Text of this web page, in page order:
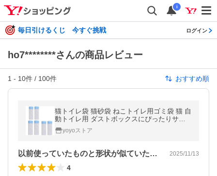
i
毎日引けるくじ 今すぐ挑戦 ログイン
ho7********さんの商品レビュー
1 - 10件 / 100件 おすすめ順
猫トイレ袋 猫砂袋 ねこトイレ用ゴミ袋 猫 自
動トイレ用 ダストボックスにぴったりサイ
ズ うんち袋 6ロール120枚(猫砂袋)
yoyoストア
以前使っていたものと形状が似ていたので… 2025/11/13
4